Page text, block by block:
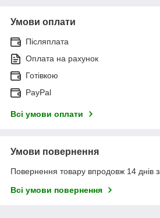
Умови оплати
Післяплата
Оплата на рахунок
Готівкою
PayPal
Всі умови оплати
Умови повернення
Повернення товару впродовж 14 днів
Всі умови повернення